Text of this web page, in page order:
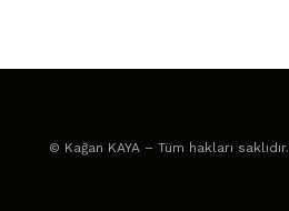
© Kağan KAYA – Tüm hakları saklıdır.